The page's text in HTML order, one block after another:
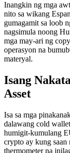
Inangkin ng mga
nito sa wikang
gumagamit sa loob
nagsimula noong
mga may-ari ng
operasyon na
materyal.
Isang
Asset
Isa sa mga
dalawang cold
humigit-kumulang
crypto ay kung saan
thermometer na